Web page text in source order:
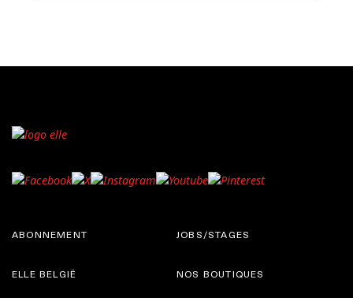
ABONNEMENT
ELLE BELGIË
JOBS/STAGES
NOS BOUTIQUES